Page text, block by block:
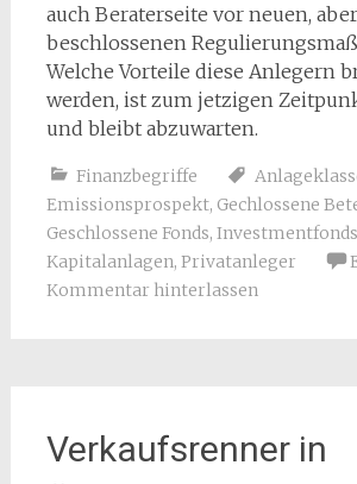
auch Beraterseite vor neuen,
beschlossenen
Welche Vorteile diese Anlegern
werden, ist zum jetzigen
und bleibt abzuwarten.
Finanzbegriffe
Emissionsprospekt, Gechlossene
Geschlossene Fonds, Investmentfonds
Kapitalanlagen, Privatanleger
Kommentar hinterlassen
Verkaufsrenner in